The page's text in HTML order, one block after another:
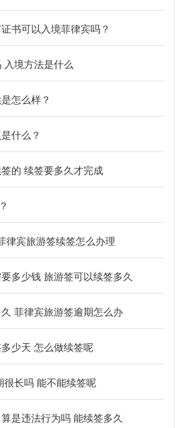
书可以入境菲律宾吗？
境方法是什么
怎么样？
什么？
的 续签要多久才完成
律宾旅游签续签怎么办理
多少钱 旅游签可以续签多久
菲律宾旅游签逾期怎么办
少天 怎么做续签呢
长吗 能不能续签呢
是违法行为吗 能续签多久